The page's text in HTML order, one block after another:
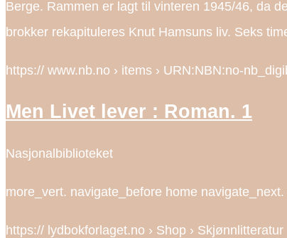
Berge. Rammen er lagt til vinteren 1945/46, da
brokker rekapituleres Knut Hamsuns liv. Seks
https:// www.nb.no › items › URN:NBN:no-
Men Livet lever : Roman. 1
Nasjonalbiblioteket
more_vert. navigate_before home
https:// lydbokforlaget.no › Shop › Skjønnlitteratur